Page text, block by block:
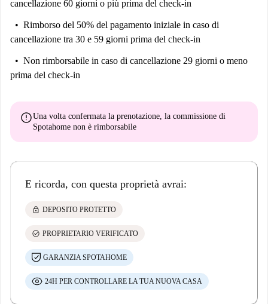
cancellazione 60 giorni o più prima del check-in
Rimborso del 50% del pagamento iniziale in caso di
cancellazione tra 30 e 59 giorni prima del check-in
Non rimborsabile in caso di cancellazione 29 giorni o meno
prima del check-in
errorUna volta confermata la prenotazione, la commissione di
Spotahome non è rimborsabile
E ricorda, con questa proprietà avrai:
lock DEPOSITO PROTETTO
check_circle PROPRIETARIO VERIFICATO
GARANZIA SPOTAHOME
24H PER CONTROLLARE LA TUA NUOVA CASA